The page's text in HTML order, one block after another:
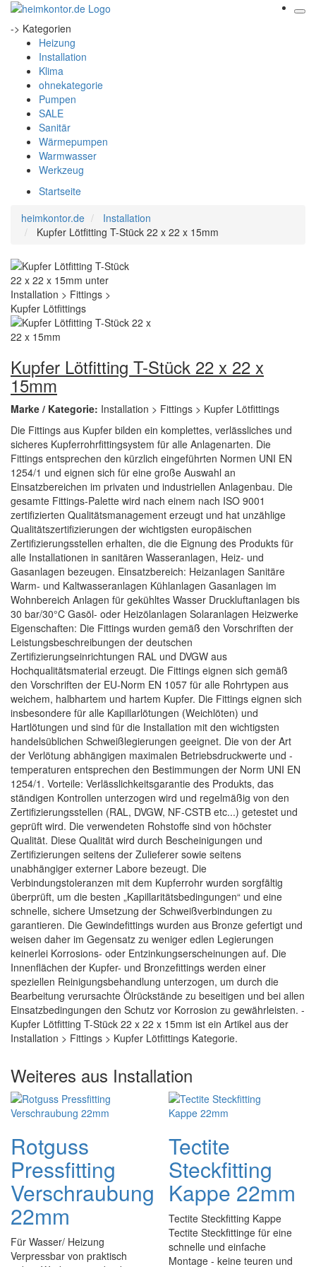
-> Kategorien
Heizung
Installation
Klima
ohnekategorie
Pumpen
SALE
Sanitär
Wärmepumpen
Warmwasser
Werkzeug
Startseite
heimkontor.de
Installation
Kupfer Lötfitting T-Stück 22 x 22 x 15mm
Kupfer Lötfitting T-Stück 22 x 22 x
15mm
Marke / Kategorie: Installation > Fittings > Kupfer Lötfittings
Die Fittings aus Kupfer bilden ein komplettes, verlässliches und
sicheres Kupferrohrfittingsystem für alle Anlagenarten. Die
Fittings entsprechen den kürzlich eingeführten Normen UNI EN
1254/1 und eignen sich für eine große Auswahl an
Einsatzbereichen im privaten und industriellen Anlagenbau. Die
gesamte Fittings-Palette wird nach einem nach ISO 9001
zertifizierten Qualitätsmanagement erzeugt und hat unzählige
Qualitätszertifizierungen der wichtigsten europäischen
Zertifizierungsstellen erhalten, die die Eignung des Produkts für
alle Installationen in sanitären Wasseranlagen, Heiz- und
Gasanlagen bezeugen. Einsatzbereich: Heizanlagen Sanitäre
Warm- und Kaltwasseranlagen Kühlanlagen Gasanlagen im
Wohnbereich Anlagen für gekühltes Wasser Druckluftanlagen bis
30 bar/30°C Gasöl- oder Heizölanlagen Solaranlagen Heizwerke
Eigenschaften: Die Fittings wurden gemäß den Vorschriften der
Leistungsbeschreibungen der deutschen
Zertifizierungseinrichtungen RAL und DVGW aus
Hochqualitätsmaterial erzeugt. Die Fittings eignen sich gemäß
den Vorschriften der EU-Norm EN 1057 für alle Rohrtypen aus
weichem, halbhartem und hartem Kupfer. Die Fittings eignen sich
insbesondere für alle Kapillarlötungen (Weichlöten) und
Hartlötungen und sind für die Installation mit den wichtigsten
handelsüblichen Schweißlegierungen geeignet. Die von der Art
der Verlötung abhängigen maximalen Betriebsdruckwerte und -
temperaturen entsprechen den Bestimmungen der Norm UNI EN
1254/1. Vorteile: Verlässlichkeitsgarantie des Produkts, das
ständigen Kontrollen unterzogen wird und regelmäßig von den
Zertifizierungsstellen (RAL, DVGW, NF-CSTB etc...) getestet und
geprüft wird. Die verwendeten Rohstoffe sind von höchster
Qualität. Diese Qualität wird durch Bescheinigungen und
Zertifizierungen seitens der Zulieferer sowie seitens
unabhängiger externer Labore bezeugt. Die
Verbindungstoleranzen mit dem Kupferrohr wurden sorgfältig
überprüft, um die besten „Kapillaritätsbedingungen“ und eine
schnelle, sichere Umsetzung der Schweißverbindungen zu
garantieren. Die Gewindefittings wurden aus Bronze gefertigt und
weisen daher im Gegensatz zu weniger edlen Legierungen
keinerlei Korrosions- oder Entzinkungserscheinungen auf. Die
Innenflächen der Kupfer- und Bronzefittings werden einer
speziellen Reinigungsbehandlung unterzogen, um durch die
Bearbeitung verursachte Ölrückstände zu beseitigen und bei allen
Einsatzbedingungen den Schutz vor Korrosion zu gewährleisten. -
Kupfer Lötfitting T-Stück 22 x 22 x 15mm ist ein Artikel aus der
Installation > Fittings > Kupfer Lötfittings Kategorie.
Weiteres aus Installation
Rotguss
Pressfitting
Verschraubung
22mm
Für Wasser/ Heizung
Verpressbar von praktisch
Tectite
Steckfitting
Kappe 22mm
Tectite Steckfitting Kappe
Tectite Steckfittinge für eine
schnelle und einfache
Montage - keine teuren und